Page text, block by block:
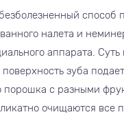
способ
налета и
аппарата. Суть
зуба
порошка с разными
очищаются все